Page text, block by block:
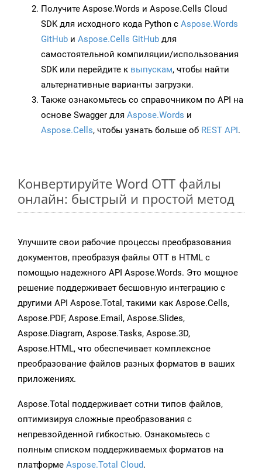
Получите Aspose.Words и Aspose.Cells Cloud
SDK для исходного кода Python с Aspose.Words
GitHub и Aspose.Cells GitHub для
самостоятельной компиляции/использования
SDK или перейдите к выпускам, чтобы найти
альтернативные варианты загрузки.
Также ознакомьтесь со справочником по API на
основе Swagger для Aspose.Words и
Aspose.Cells, чтобы узнать больше об REST API.
Конвертируйте Word OTT файлы
онлайн: быстрый и простой метод
Улучшите свои рабочие процессы преобразования
документов, преобразуя файлы OTT в HTML с
помощью надежного API Aspose.Words. Это мощное
решение поддерживает бесшовную интеграцию с
другими API Aspose.Total, такими как Aspose.Cells,
Aspose.PDF, Aspose.Email, Aspose.Slides,
Aspose.Diagram, Aspose.Tasks, Aspose.3D,
Aspose.HTML, что обеспечивает комплексное
преобразование файлов разных форматов в ваших
приложениях.
Aspose.Total поддерживает сотни типов файлов,
оптимизируя сложные преобразования с
непревзойденной гибкостью. Ознакомьтесь с
полным списком поддерживаемых форматов на
платформе Aspose.Total Cloud.